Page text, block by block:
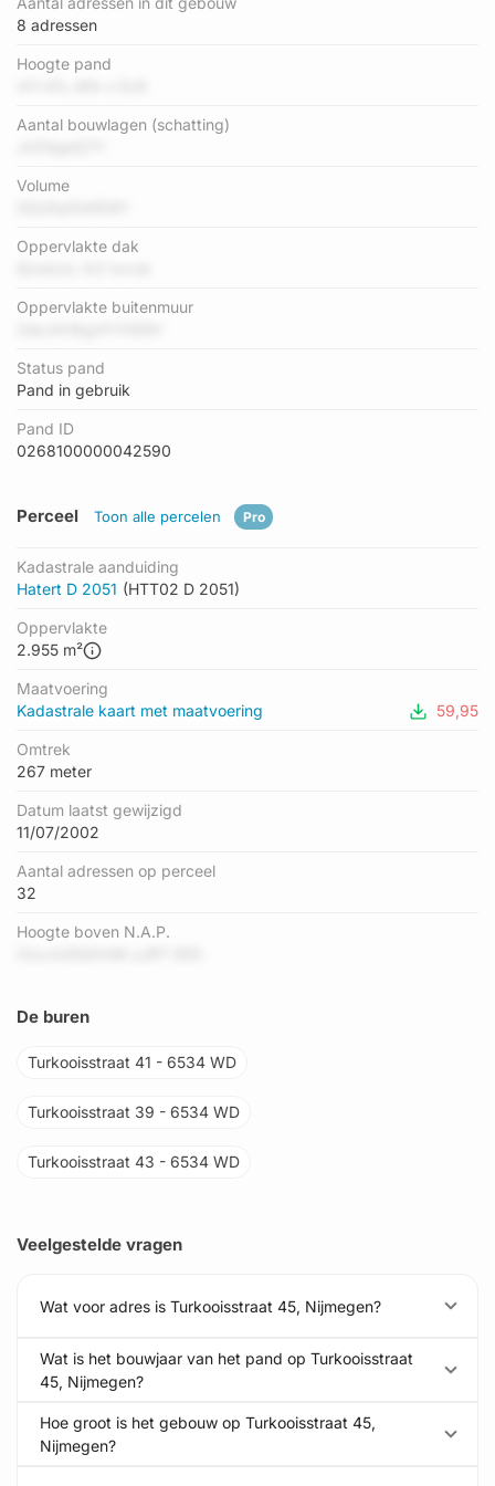
8 adressen
Hoogte pand
Aantal bouwlagen (schatting)
Volume
Oppervlakte dak
Oppervlakte buitenmuur
Status pand
Pand in gebruik
Pand ID
0268100000042590
Perceel Toon alle percelen Pro
Kadastrale aanduiding
Hatert D 2051 (HTT02 D 2051)
Oppervlakte
2.955 m²
Maatvoering
Kadastrale kaart met maatvoering
59,95
Omtrek
267 meter
Datum laatst gewijzigd
11/07/2002
Aantal adressen op perceel
32
Hoogte boven N.A.P.
De buren
Turkooisstraat 41 - 6534 WD
Turkooisstraat 39 - 6534 WD
Turkooisstraat 43 - 6534 WD
Veelgestelde vragen
Wat voor adres is Turkooisstraat 45, Nijmegen?
Wat is het bouwjaar van het pand op Turkooisstraat
45, Nijmegen?
Hoe groot is het gebouw op Turkooisstraat 45,
Nijmegen?